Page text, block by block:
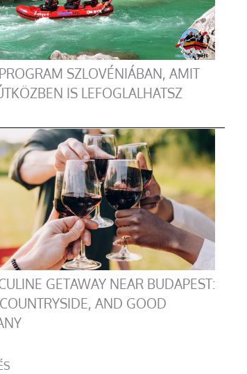
SZLOVÉNIÁBAN, AMIT
IS LEFOGLALHATSZ
GETAWAY NEAR BUDAPEST:
AND GOOD